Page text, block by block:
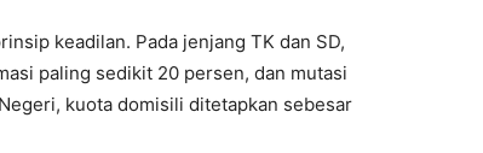
keadilan. Pada jenjang TK dan SD,
paling sedikit 20 persen, dan mutasi
kuota domisili ditetapkan sebesar